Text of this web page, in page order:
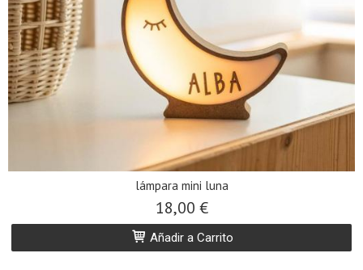
lámpara mini luna
18,00 €
Añadir a Carrito